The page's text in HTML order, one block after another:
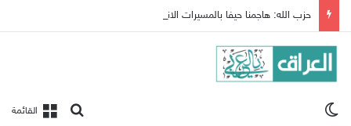
القائمةبحث عن